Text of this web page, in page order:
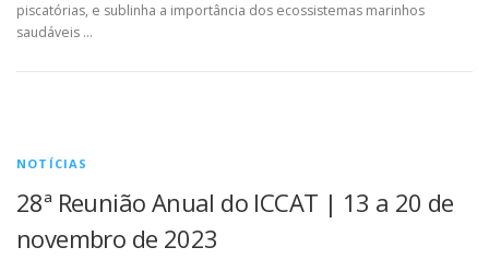
piscatórias, e sublinha a importância dos ecossistemas marinhos
saudáveis …
NOTÍCIAS
28ª Reunião Anual do ICCAT | 13 a 20 de
novembro de 2023